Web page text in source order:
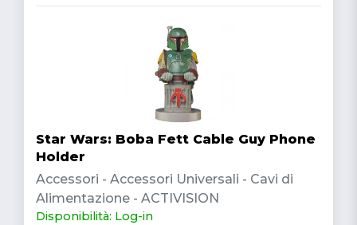
Star Wars: Boba Fett Cable Guy Phone
Holder
Accessori - Accessori Universali - Cavi di
Alimentazione - ACTIVISION
Disponibilità: Log-in